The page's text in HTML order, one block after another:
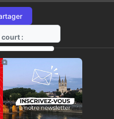
court :
https://radio-g.fr?21721
⧉